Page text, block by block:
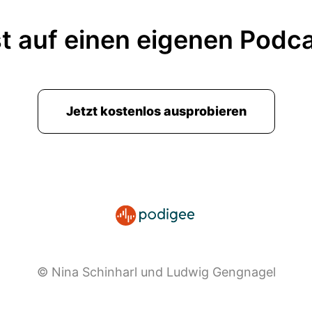
auf einen eigenen
Jetzt kostenlos ausprobieren
© Nina Schinharl und Ludwig Gengnagel